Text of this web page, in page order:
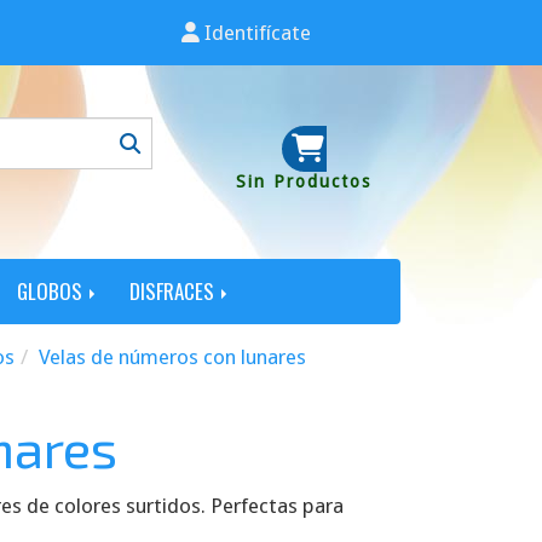
Identifícate
Sin Productos
GLOBOS DISFRACES
Velas de números con lunares
de colores surtidos. Perfectas para